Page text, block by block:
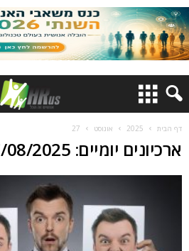
דף הבית 2025 אוגוסט 27
ארכיונים יומיים: 27/08/2025